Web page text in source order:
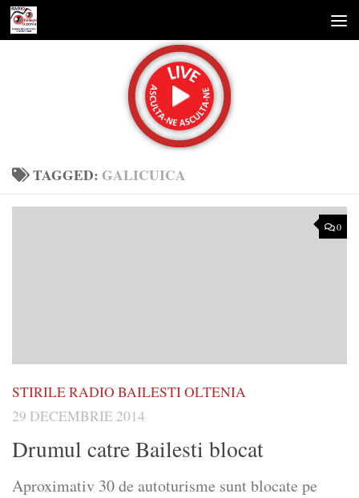
Skip to content
TAGGED:GALICUICA
0
STIRILE RADIO BAILESTI OLTENIA
29 DECEMBRIE 2014
Drumul catre Bailesti blocat
Aproximativ 30 de autoturisme sunt blocate pe